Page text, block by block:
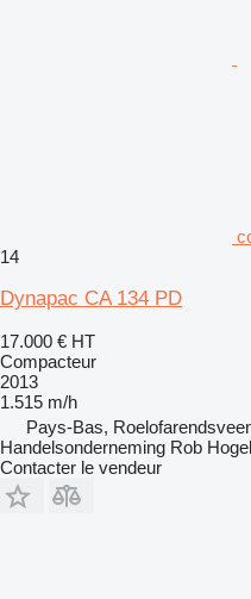
14
Dynapac CA 134 PD
17.000 € HT
Compacteur
2013
1.515 m/h
Pays-Bas,
Handelsonderneming Rob
Contacter le vendeur